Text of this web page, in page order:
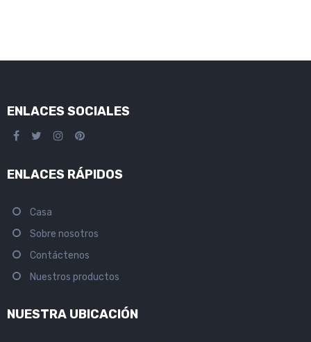
ENLACES SOCIALES
ENLACES RÁPIDOS
Casa
Sobre nosotros
Contáctenos
Nuestros productos
NUESTRA UBICACIÓN